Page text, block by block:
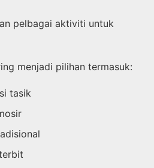
pelbagai aktiviti untuk
menjadi pilihan termasuk:
tasik